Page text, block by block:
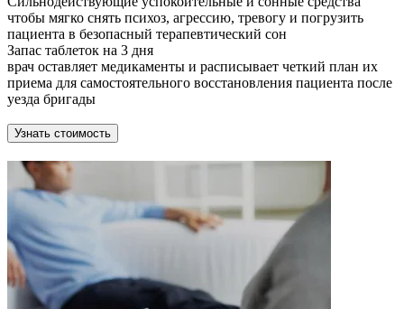
чтобы мягко снять психоз, агрессию, тревогу и погрузить
пациента в безопасный терапевтический сон
Запас таблеток на 3 дня
врач оставляет медикаменты и расписывает четкий план их
приема для самостоятельного восстановления пациента после
уезда бригады
Узнать стоимость